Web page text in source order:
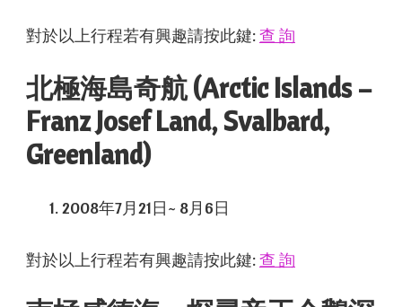
對於以上行程若有興趣請按此鍵:查 詢
北極海島奇航 (Arctic Islands –
Franz Josef Land, Svalbard,
Greenland)
2008年7月21日~ 8月6日
對於以上行程若有興趣請按此鍵:查 詢